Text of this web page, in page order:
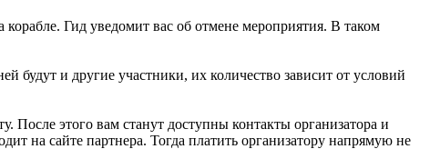
Гид уведомит вас об отмене мероприятия. В таком
будут и другие участники, их количество зависит от условий
После этого вам станут доступны контакты организатора и
на сайте партнера. Тогда платить организатору напрямую не